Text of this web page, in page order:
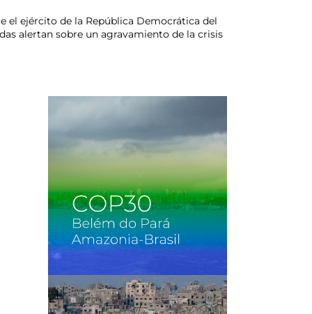
el ejército de la República Democrática del
alertan sobre un agravamiento de la crisis